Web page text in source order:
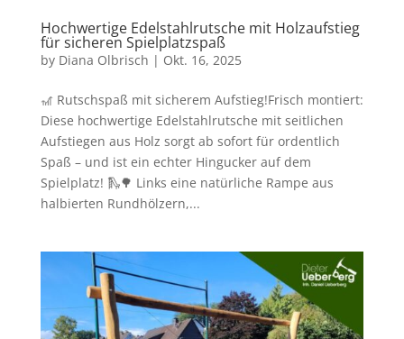
Hochwertige Edelstahlrutsche mit Holzaufstieg
für sicheren Spielplatzspaß
by Diana Olbrisch | Okt. 16, 2025
🎢 Rutschspaß mit sicherem Aufstieg!Frisch montiert:
Diese hochwertige Edelstahlrutsche mit seitlichen
Aufstiegen aus Holz sorgt ab sofort für ordentlich
Spaß – und ist ein echter Hingucker auf dem
Spielplatz! 🛝🌳 Links eine natürliche Rampe aus
halbierten Rundhölzern,...